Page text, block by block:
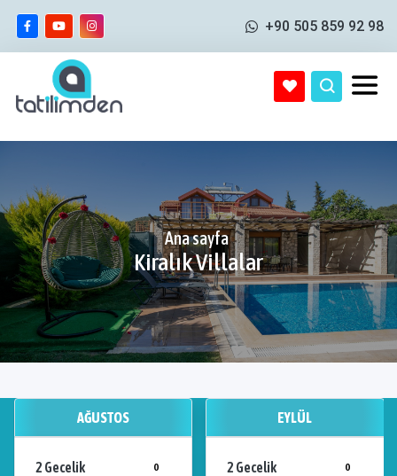
+90 505 859 92 98
Ana sayfa
Kiralık Villalar
AĞUSTOS
2 Gecelik 0
EYLÜL
2 Gecelik 0